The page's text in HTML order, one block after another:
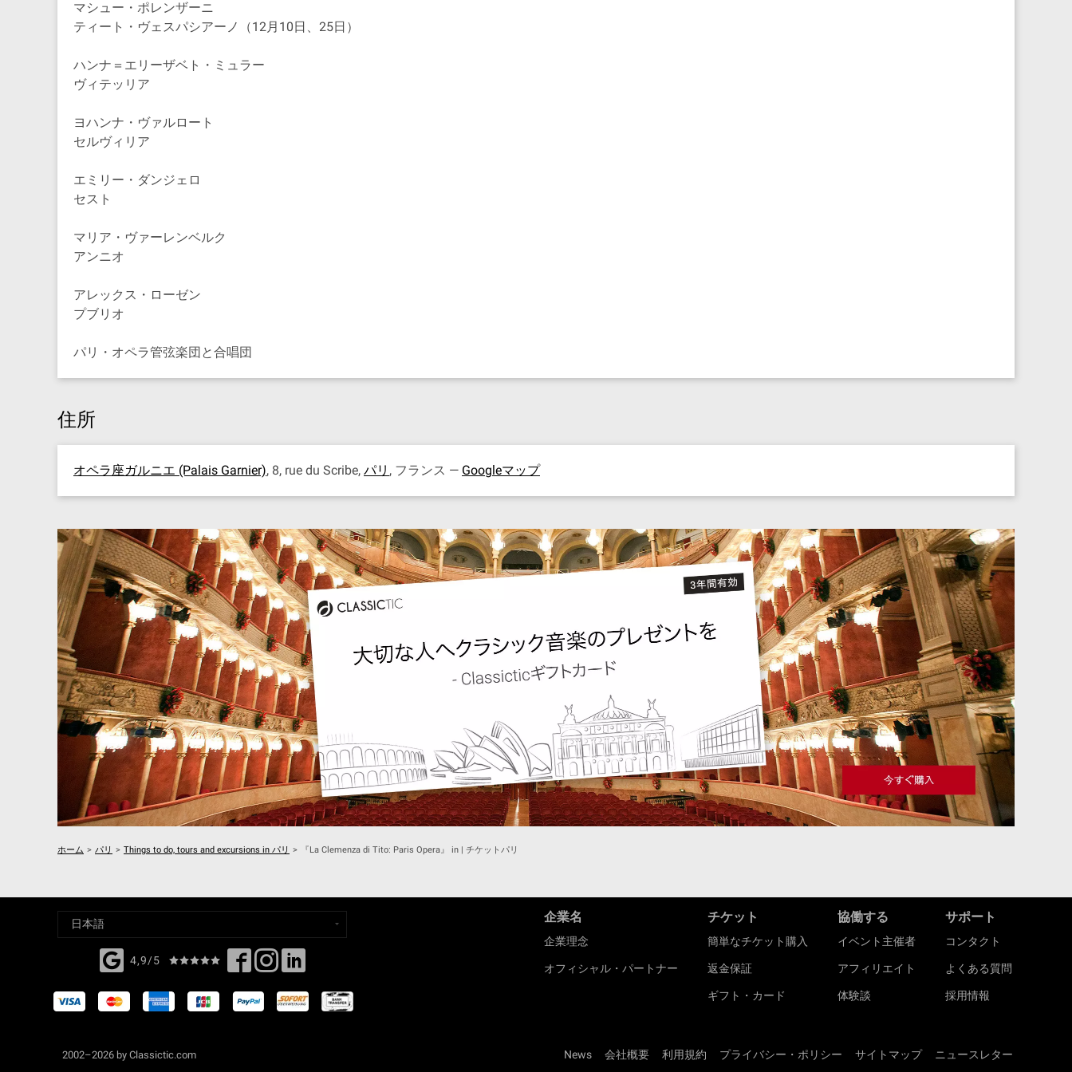
マシュー・ポレンザーニ
ティート・ヴェスパシアーノ（12月10日、25日）
ハンナ＝エリーザベト・ミュラー
ヴィテッリア
ヨハンナ・ヴァルロート
セルヴィリア
エミリー・ダンジェロ
セスト
マリア・ヴァーレンベルク
アンニオ
アレックス・ローゼン
プブリオ
パリ・オペラ管弦楽団と合唱団
住所
オペラ座ガルニエ (Palais Garnier), 8, rue du Scribe, パリ , フランス — Googleマップ
ホーム > パリ > Things to do, tours and excursions in パリ > 『La Clemenza di Tito: Paris Opera』 in | チケットパリ
4,9/5
企業名
企業理念
オフィシャル・パートナー
チケット
簡単なチケット購入
返金保証
ギフト・カード
協働する
イベント主催者
アフィリエイト
体験談
サポート
コンタクト
よくある質問
採用情報
News 会社概要 利用規約 プライバシー・ポリシー サイトマップ ニュースレター
2002–2026 by Classictic.com